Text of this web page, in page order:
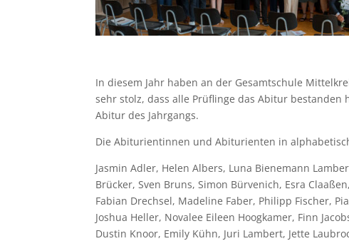
In diesem Jahr haben an der Gesamtschule
sehr stolz, dass alle Prüflinge das Abitur
Abitur des Jahrgangs.
Die Abiturientinnen und Abiturienten in
Jasmin Adler, Helen Albers, Luna Bienemann
Brücker, Sven Bruns, Simon Bürvenich, Esra
Fabian Drechsel, Madeline Faber, Philipp Fischer,
Joshua Heller, Novalee Eileen Hoogkamer, Finn
Dustin Knoor, Emily Kühn, Juri Lambert, Jette